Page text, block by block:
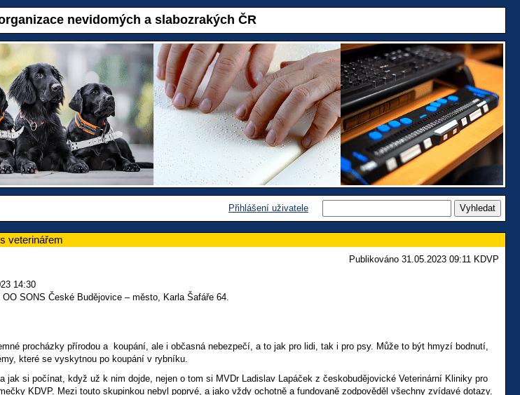
nevidomých a slabozrakých ČR
Přihlášení uživatele
veterinářem
Publikováno 31.05.2023 09:11 KDVP
14:30
OO SONS České Budějovice – město, Karla Šafáře 64.
procházky přírodou a koupání, ale i občasná nebezpečí, a to jak pro lidi, tak i pro psy. Může to být hmyzí bodnutí,
které se vyskytnou po koupání v rybníku.
jak si počínat, když už k nim dojde, nejen o tom si MVDr Ladislav Lapáček z českobudějovické Veterinární Kliniky pro
KDVP. Mezi touto skupinkou nebyl poprvé, a jako vždy ochotně a fundovaně zodpověděl všechny zvídavé dotazy.